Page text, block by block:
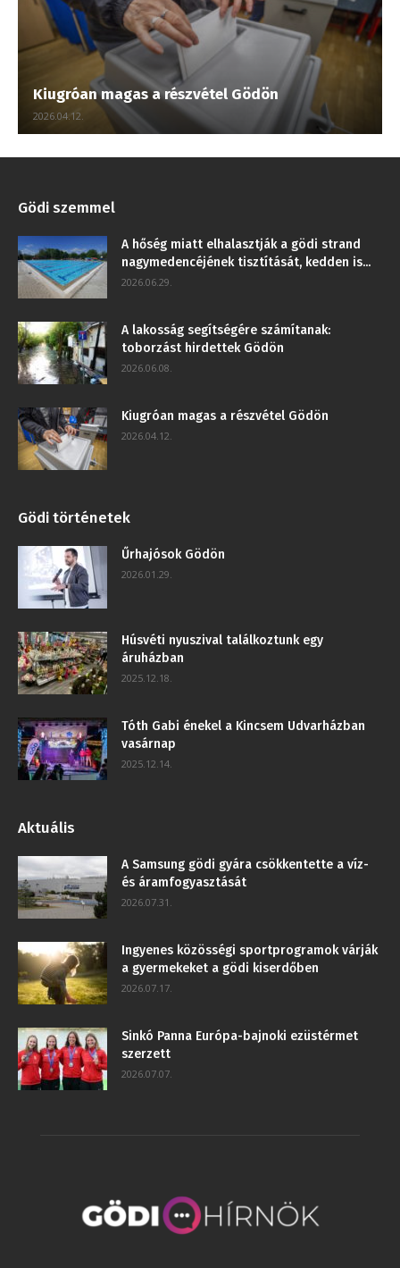
Kiugróan magas a részvétel Gödön
2026.04.12.
Gödi szemmel
A hőség miatt elhalasztják a gödi strand
nagymedencéjének tisztítását, kedden is...
2026.06.29.
A lakosság segítségére számítanak:
toborzást hirdettek Gödön
2026.06.08.
Kiugróan magas a részvétel Gödön
2026.04.12.
Gödi történetek
Űrhajósok Gödön
2026.01.29.
Húsvéti nyuszival találkoztunk egy
áruházban
2025.12.18.
Tóth Gabi énekel a Kincsem Udvarházban
vasárnap
2025.12.14.
Aktuális
A Samsung gödi gyára csökkentette a víz-
és áramfogyasztását
2026.07.31.
Ingyenes közösségi sportprogramok várják
a gyermekeket a gödi kiserdőben
2026.07.17.
Sinkó Panna Európa-bajnoki ezüstérmet
szerzett
2026.07.07.